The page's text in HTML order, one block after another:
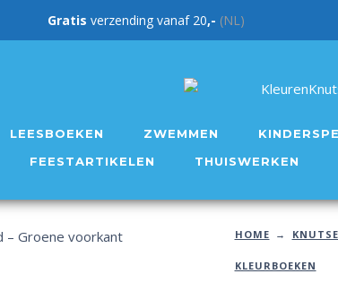
Gratis verzending vanaf 20,- (NL)
LEESBOEKEN ZWEMMEN
FEESTARTIKELEN
THUISWERKEN
HOME
KLEURBOEKEN